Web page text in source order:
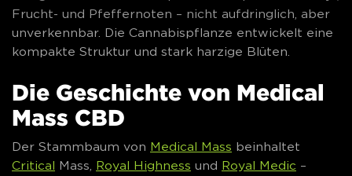
Frucht- und Pfeffernoten – nicht aufdringlich, aber
unverkennbar. Die Cannabispflanze entwickelt eine
kompakte Struktur und stark harzige Blüten.
Die Geschichte von Medical
Mass CBD
Der Stammbaum von Medical Mass beinhaltet
Critical Mass, Royal Highness und Royal Medic –